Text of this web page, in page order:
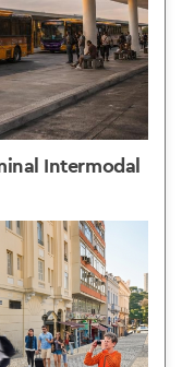
Intermodal